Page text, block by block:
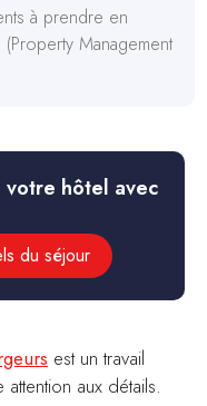
à prendre en
Management
votre hôtel avec
du séjour
est un travail
aux détails.